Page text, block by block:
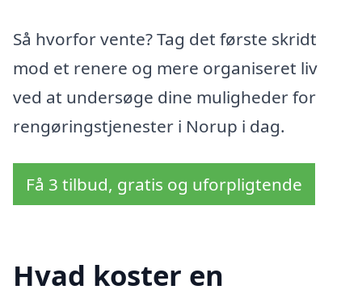
Så hvorfor vente? Tag det første skridt
mod et renere og mere organiseret liv
ved at undersøge dine muligheder for
rengøringstjenester i Norup i dag.
Få 3 tilbud, gratis og uforpligtende
Hvad koster en